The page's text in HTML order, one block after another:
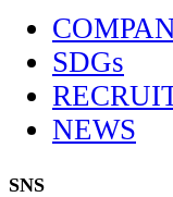
SDGs
NEWS
SNS